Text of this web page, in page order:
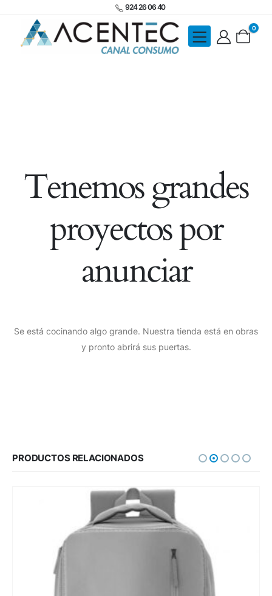
924 26 06 40
0
Tenemos grandes
proyectos por
anunciar
Se está cocinando algo grande. Nuestra tienda está en obras
y pronto abrirá sus puertas.
PRODUCTOS RELACIONADOS